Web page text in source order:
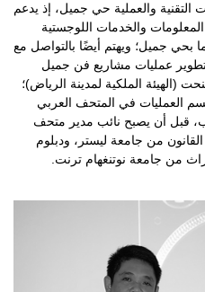
والعملية حي جميل، إذ يدعم
والخدمات اللوجستية
بحي جميل؛ ويهتم أيضًا بالتواصل مع
عمليات مشاريع فن جميل
(الهيئة الملكية لمدينة الرياض)؛
العمليات في المتحف العربي
قبل أن يصبح نائب مدير متحف
من جامعة ليستر، ودبلوم
من جامعة نوتنغهام ترنت.